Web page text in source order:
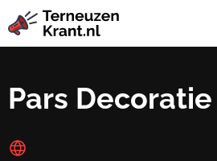
Pars Decoratie